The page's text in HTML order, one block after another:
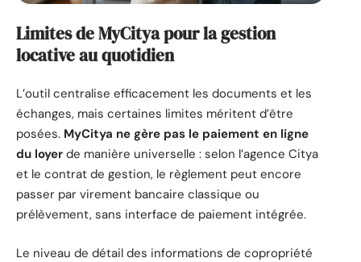
Limites de MyCitya pour la gestion
locative au quotidien
L’outil centralise efficacement les documents et les
échanges, mais certaines limites méritent d’être
posées. MyCitya ne gère pas le paiement en ligne
du loyer de manière universelle : selon l’agence Citya
et le contrat de gestion, le règlement peut encore
passer par virement bancaire classique ou
prélèvement, sans interface de paiement intégrée.
Le niveau de détail des informations de copropriété